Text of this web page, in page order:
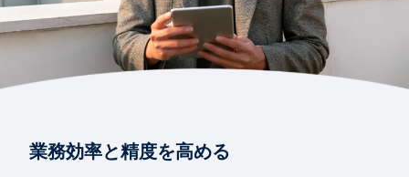
クラウド ERP ファイナンス製品に関する Gartner 社
のマジック クアドラント
Gartner®社 2025 年 ファイナンシャル プランニング
ソフトウェア製品のマジック・クアドラント
業務効率と精度を高める